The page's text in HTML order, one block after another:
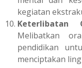
kegiatan
Keterlibatan
Melibatkan
pendidikan
menciptakan